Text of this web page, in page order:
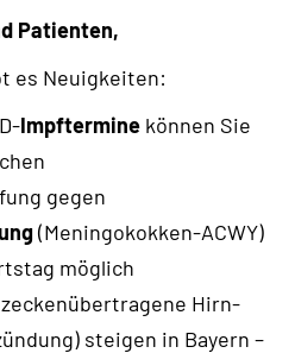
Sie: längere
eine Versorgung,
ist.
Lesung im Bundestag
die Anhörung für den
noch vor der
werden. Die Zeit zum
Patienten,
es Neuigkeiten:
Impfterminekönnen Sie
gegen
(Meningokokken-ACWY)
möglich
Hirn-
steigen in Bayern –